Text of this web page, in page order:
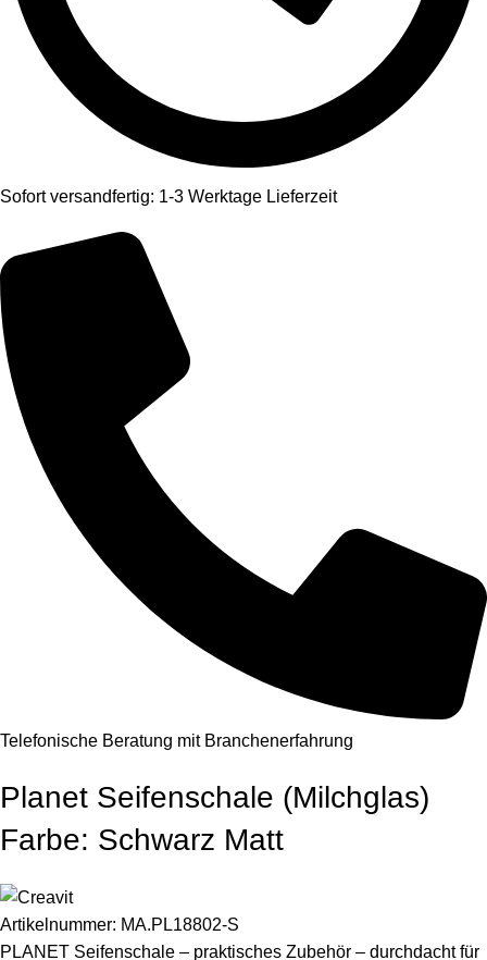
Sofort versandfertig: 1-3 Werktage Lieferzeit
Telefonische Beratung mit Branchenerfahrung
Planet Seifenschale (Milchglas)
Farbe: Schwarz Matt
Artikelnummer: MA.PL18802-S
PLANET Seifenschale – praktisches Zubehör – durchdacht für